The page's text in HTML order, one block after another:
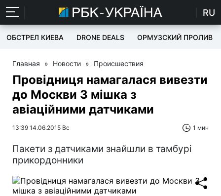
RU
ОБСТРЕЛ КИЕВА DRONE DEALS ОРМУЗСКИЙ ПРОЛИВ
Главная » Новости » Происшествия
Провідниця намагалася вивезти
до Москви 3 мішка з
авіаційними датчиками
13:39 14.06.2015 Вс 1 мин
Пакети з датчиками знайшли в тамбурі
прикордонники